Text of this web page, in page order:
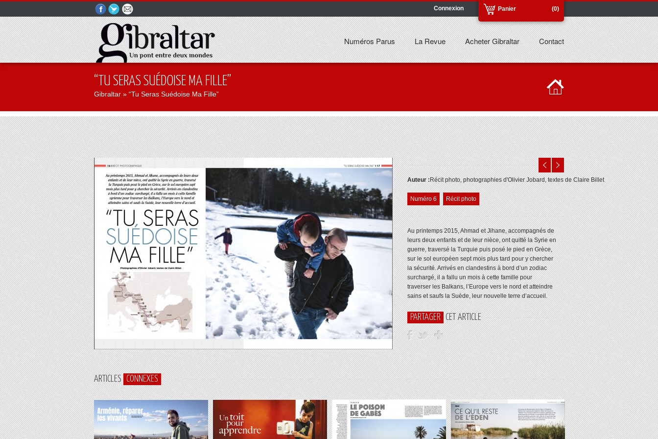
(0)
Panier
Connexion
Numéros Parus La Revue Acheter Gibraltar Contact
“TU SERAS SUÉDOISE MA FILLE”
Gibraltar » “Tu Seras Suédoise Ma Fille”
Auteur :Récit photo, photographies d'Olivier Jobard, textes de Claire Billet
Numéro 6 Récit photo
Au printemps 2015, Ahmad et Jihane, accompagnés de
leurs deux enfants et de leur nièce, ont quitté la Syrie en
guerre, traversé la Turquie puis posé le pied en Grèce,
sur le sol européen sept mois plus tard pour y chercher
la sécurité. Arrivés en clandestins à bord d’un zodiac
surchargé, il a fallu un mois à cette famille pour
traverser les Balkans, l’Europe vers le nord et atteindre
sains et saufs la Suède, leur nouvelle terre d’accueil.
PARTAGER CET ARTICLE
ARTICLES CONNEXES